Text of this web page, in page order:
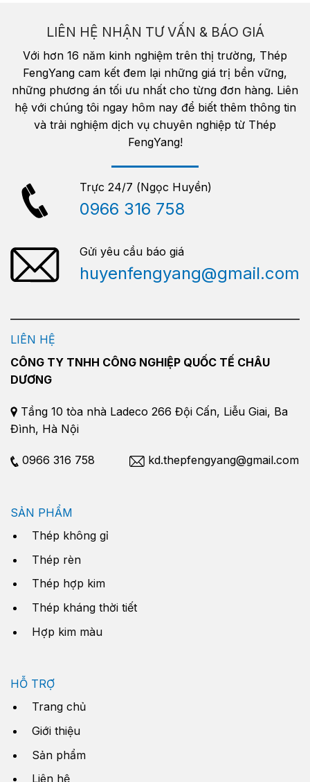
LIÊN HỆ NHẬN TƯ VẤN & BÁO GIÁ
Với hơn 16 năm kinh nghiệm trên thị trường, Thép
FengYang cam kết đem lại những giá trị bền vững,
những phương án tối ưu nhất cho từng đơn hàng. Liên
hệ với chúng tôi ngay hôm nay để biết thêm thông tin
và trải nghiệm dịch vụ chuyên nghiệp từ Thép
FengYang!
Trực 24/7 (Ngọc Huyền)
0966 316 758
Gửi yêu cầu báo giá
huyenfengyang@gmail.com
LIÊN HỆ
CÔNG TY TNHH CÔNG NGHIỆP QUỐC TẾ CHÂU
DƯƠNG
Tầng 10 tòa nhà Ladeco 266 Đội Cấn, Liễu Giai, Ba
Đình, Hà Nội
0966 316 758 kd.thepfengyang@gmail.com
SẢN PHẨM
Thép không gỉ
Thép rèn
Thép hợp kim
Thép kháng thời tiết
Hợp kim màu
HỖ TRỢ
Trang chủ
Giới thiệu
Sản phẩm
Liên hệ